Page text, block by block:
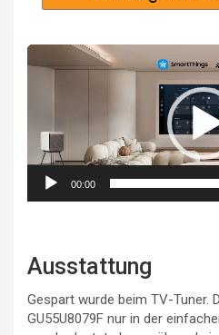
Video-
Player
00:00
Ausstattung
Gespart wurde beim TV-Tuner.
GU55U8079F nur in der